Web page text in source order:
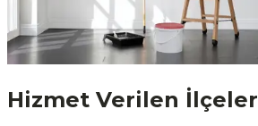
Hizmet Verilen İlçeler